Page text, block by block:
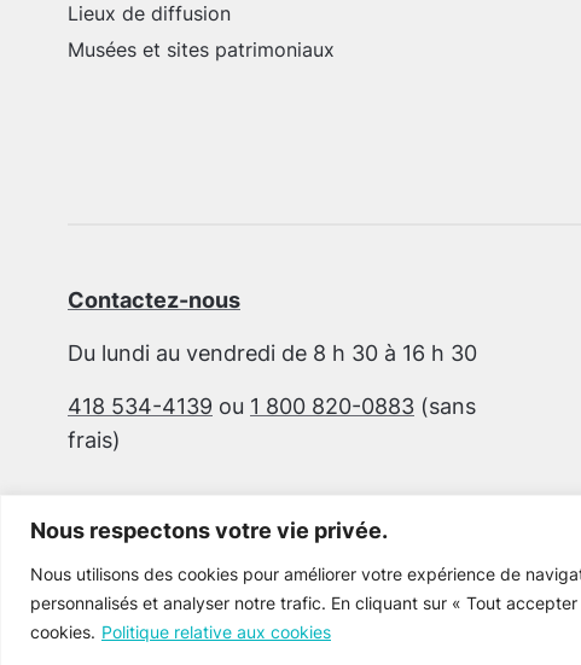
Nous respectons votre vie privée.
Nous utilisons des cookies pour améliorer votre expérience de
personnalisés et analyser notre trafic. En cliquant sur « Tout
cookies. Politique relative aux cookies
Lieux de diffusion
Musées et sites patrimoniaux
Contactez-nous
Du lundi au vendredi de 8 h 30 à 16 h 30
418 534-4139 ou 1 800 820-0883 (sans
frais)